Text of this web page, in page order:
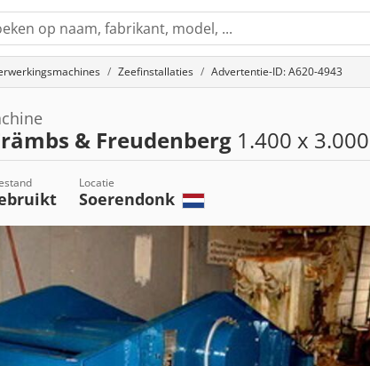
Zeefinstallaties Advertentie-ID: A620-4943
& Freudenberg 1.400 x 3.000
Locatie
Soerendonk